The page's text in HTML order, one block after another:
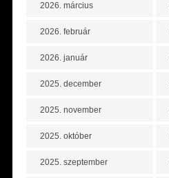
2026. március
2026. február
2026. január
2025. december
2025. november
2025. október
2025. szeptember